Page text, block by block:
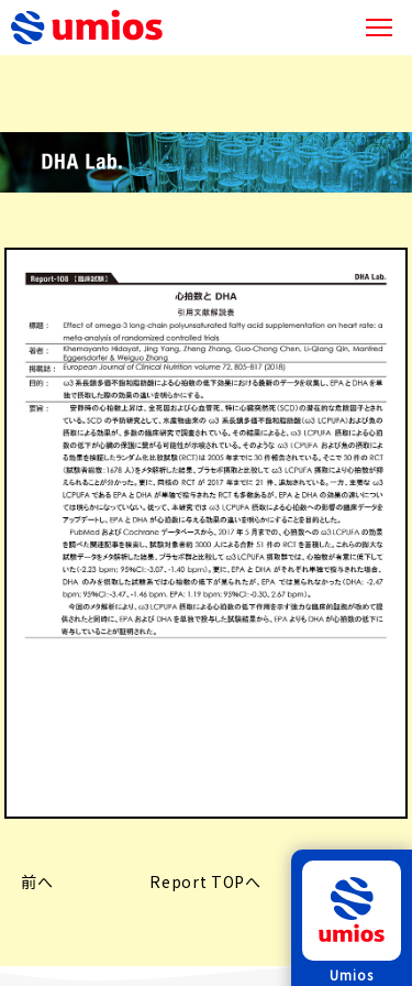
前へ Report TOPへ 次へ
Umios